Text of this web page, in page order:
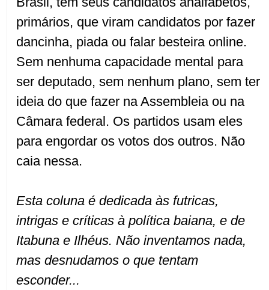
primários, que viram candidatos por fazer
dancinha, piada ou falar besteira online.
Sem nenhuma capacidade mental para
ser deputado, sem nenhum plano, sem ter
ideia do que fazer na Assembleia ou na
Câmara federal. Os partidos usam eles
para engordar os votos dos outros. Não
caia nessa.
Esta coluna é dedicada às futricas,
intrigas e críticas à política baiana, e de
Itabuna e Ilhéus. Não inventamos nada,
mas desnudamos o que tentam
esconder...